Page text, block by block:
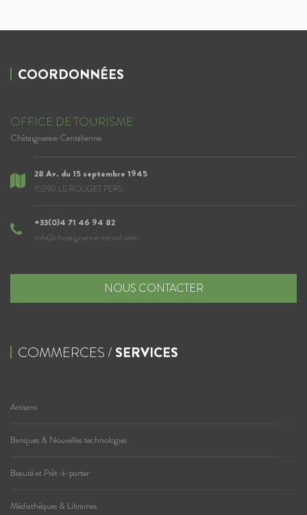
COORDONNÉES
OFFICE DE TOURISME
Châtaigneraie Cantalienne
28 Av. du 15 septembre 1945
15290 LE ROUGET PERS
+33(0)4 71 46 94 82
info@chataigneraie-cantal.com
NOUS CONTACTER
COMMERCES / SERVICES
Artisans
Banques & Nouvelles technologies
Beauté et Prêt-à-porter
Médiathèques & Librairies